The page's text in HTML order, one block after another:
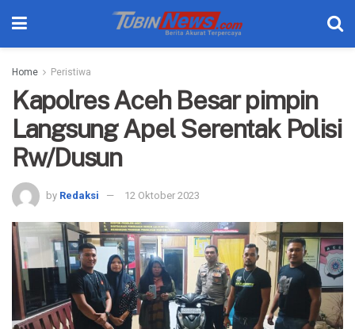
Home Peristiwa
Kapolres Aceh Besar pimpin
Langsung Apel Serentak Polisi
Rw/Dusun
by Redaksi 12 Oktober 2023